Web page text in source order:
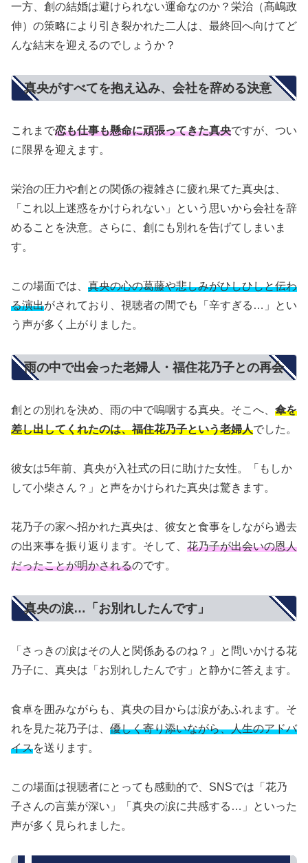
一方、創の結婚は避けられない運命なのか？栄治（髙嶋政
伸）の策略により引き裂かれた二人は、最終回へ向けてど
んな結末を迎えるのでしょうか？
真央がすべてを抱え込み、会社を辞める決意
これまで恋も仕事も懸命に頑張ってきた真央ですが、つい
に限界を迎えます。
栄治の圧力や創との関係の複雑さに疲れ果てた真央は、
「これ以上迷惑をかけられない」という思いから会社を辞
めることを決意。さらに、創にも別れを告げてしまいま
す。
この場面では、 真央の心の葛藤や悲しみがひしひしと伝わ
る演出がされており、視聴者の間でも「辛すぎる…」とい
う声が多く上がりました。
雨の中で出会った老婦人・福住花乃子との再会
創との別れを決め、雨の中で嗚咽する真央。そこへ、 傘を
差し出してくれたのは、福住花乃子という老婦人でした。
彼女は5年前、真央が入社式の日に助けた女性。「もしか
して小柴さん？」と声をかけられた真央は驚きます。
花乃子の家へ招かれた真央は、彼女と食事をしながら過去
の出来事を振り返ります。そして、 花乃子が出会いの恩人
だったことが明かされるのです。
真央の涙…「お別れしたんです」
「さっきの涙はその人と関係あるのね？」と問いかける花
乃子に、真央は「お別れしたんです」と静かに答えます。
食卓を囲みながらも、真央の目からは涙があふれます。そ
れを見た花乃子は、 優しく寄り添いながら、人生のアドバ
イスを送ります。
この場面は視聴者にとっても感動的で、SNSでは「花乃
子さんの言葉が深い」「真央の涙に共感する…」といった
声が多く見られました。